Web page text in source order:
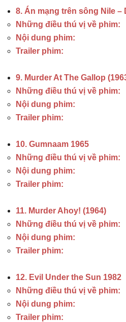
8. Án mạng trên sông Nile –
Những điều thú vị về phim:
Nội dung phim:
Trailer phim:
9. Murder At The Gallop
Những điều thú vị về phim:
Nội dung phim:
Trailer phim:
10. Gumnaam 1965
Những điều thú vị về phim:
Nội dung phim:
Trailer phim:
11. Murder Ahoy! (1964)
Những điều thú vị về phim:
Nội dung phim:
Trailer phim:
12. Evil Under the Sun 1982
Những điều thú vị về phim:
Nội dung phim:
Trailer phim: